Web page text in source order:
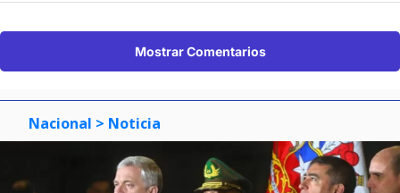
Mostrar Comentarios
Nacional > Noticia